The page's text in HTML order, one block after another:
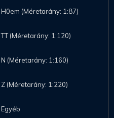
H0em (Méretarány: 1:87)
TT (Méretarány: 1:120)
N (Méretarány: 1:160)
Z (Méretarány: 1:220)
Egyéb